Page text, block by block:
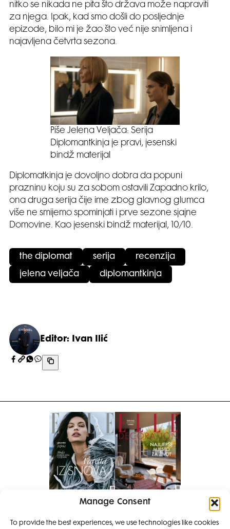
Manage Consent
To provide the best experiences, we use technologies like cookies
nitko se nikada ne pita što država može napraviti
za njega. Ipak, kad smo došli do posljednje
epizode, bilo mi je žao što već nije snimljena i
najavljena četvrta sezona.
Piše Jelena Veljača: Serija
Diplomantkinja je pravi, jesenski
bindž materijal
Diplomatkinja je dovoljno dobra da popuni
prazninu koju su za sobom ostavili Zapadno krilo,
ona druga serija čije ime zbog glavnog glumca
više ne smijemo spominjati i prve sezone sjajne
Domovine. Kao jesenski bindž materijal, 10/10.
the diplomat serija recenzija
jelena veljača diplomantkinja
Editor: Ivan Ilić
Pretplati se na časopis
PRETPLATITE SE